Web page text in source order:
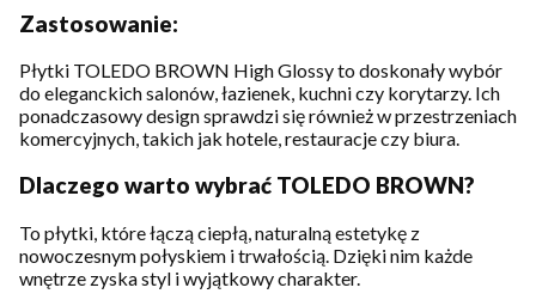
Zastosowanie:
Płytki TOLEDO BROWN High Glossy to doskonały wybór
do eleganckich salonów, łazienek, kuchni czy korytarzy. Ich
ponadczasowy design sprawdzi się również w przestrzeniach
komercyjnych, takich jak hotele, restauracje czy biura.
Dlaczego warto wybrać TOLEDO BROWN?
To płytki, które łączą ciepłą, naturalną estetykę z
nowoczesnym połyskiem i trwałością. Dzięki nim każde
wnętrze zyska styl i wyjątkowy charakter.